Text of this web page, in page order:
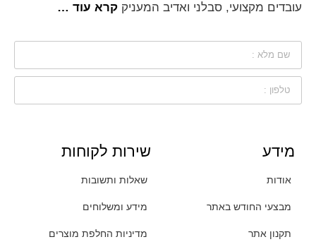
עובדים מקצועי, סבלני ואדיב המעניק קרא עוד …
מידע
אודות
מבצעי החודש באתר
תקנון אתר
שירות לקוחות
שאלות ותשובות
מידע ומשלוחים
מדיניות החלפת מוצרים